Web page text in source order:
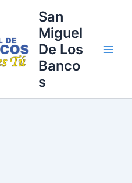
San
Miguel
De Los
Banco
s